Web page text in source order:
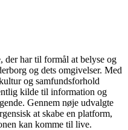
der har til formål at belyse og
og dets omgivelser. Med
og samfundsforhold
kilde til information og
Gennem nøje udvalgte
at skabe en platform,
kan komme til live.